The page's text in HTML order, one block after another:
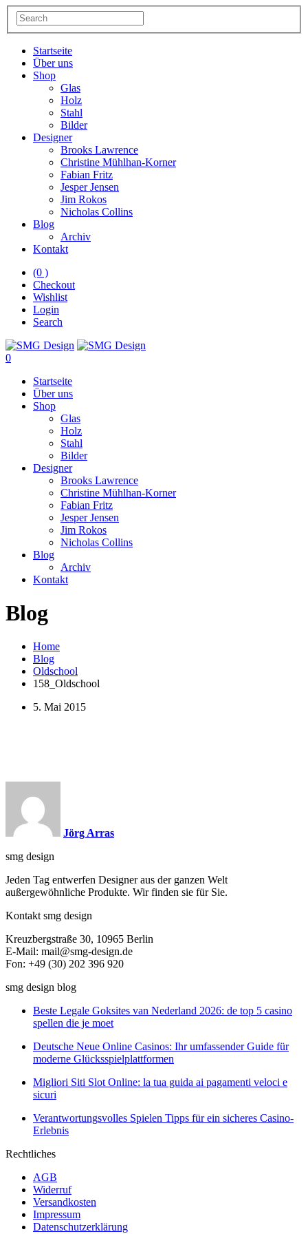
Startseite
Über uns
Shop
Glas
Holz
Stahl
Bilder
Designer
Brooks Lawrence
Christine Mühlhan-Korner
Fabian Fritz
Jesper Jensen
Jim Rokos
Nicholas Collins
Blog
Archiv
Kontakt
(0 )
Checkout
Wishlist
Login
Search
0
Startseite
Über uns
Shop
Glas
Holz
Stahl
Bilder
Designer
Brooks Lawrence
Christine Mühlhan-Korner
Fabian Fritz
Jesper Jensen
Jim Rokos
Nicholas Collins
Blog
Archiv
Kontakt
Blog
Home
Blog
Oldschool
158_Oldschool
5. Mai 2015
Jörg Arras
smg design
Jeden Tag entwerfen Designer aus der ganzen Welt
außergewöhnliche Produkte. Wir finden sie für Sie.
Kontakt smg design
Kreuzbergstraße 30, 10965 Berlin
E-Mail: mail@smg-design.de
Fon: +49 (30) 202 396 920
smg design blog
Beste Legale Goksites van Nederland 2026: de top 5 casino
spellen die je moet
Deutsche Neue Online Casinos: Ihr umfassender Guide für
moderne Glücksspielplattformen
Migliori Siti Slot Online: la tua guida ai pagamenti veloci e
sicuri
Verantwortungsvolles Spielen Tipps für ein sicheres Casino-
Erlebnis
Rechtliches
AGB
Widerruf
Versandkosten
Impressum
Datenschutzerklärung